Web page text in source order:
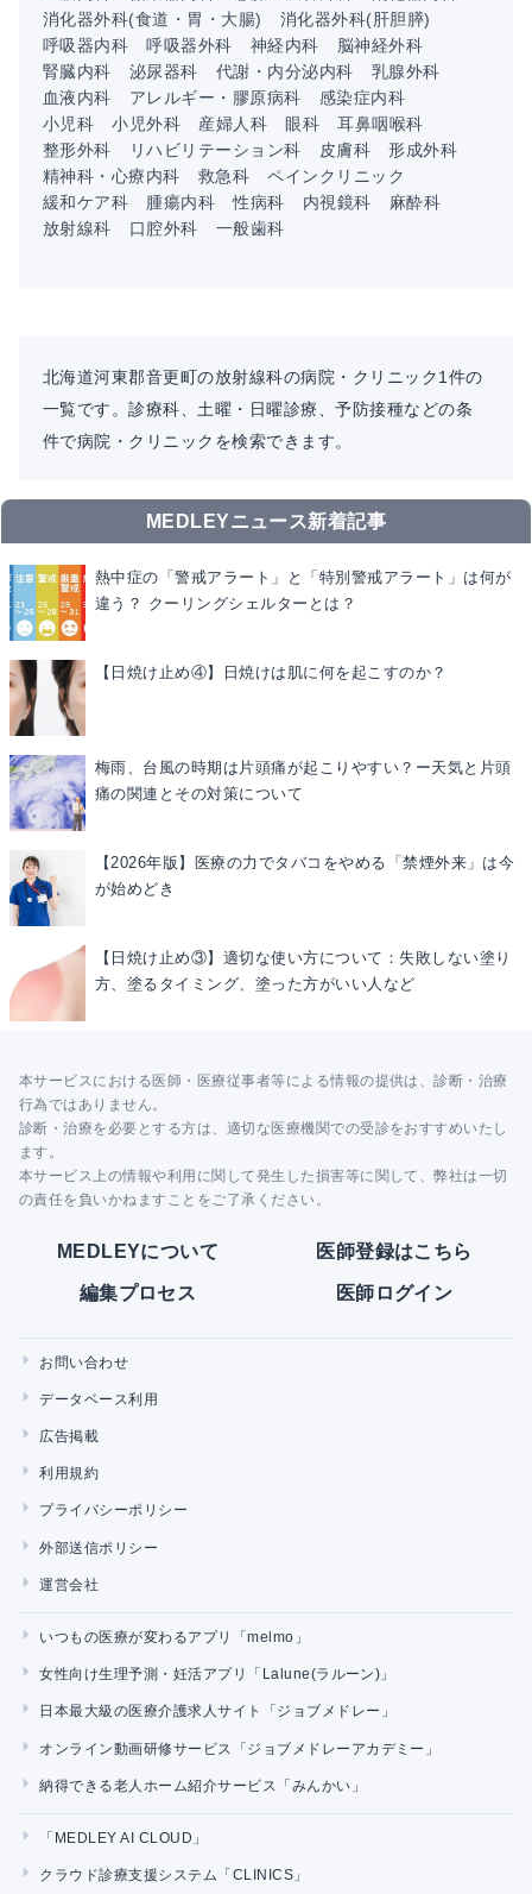
消化器外科(食道・胃・大腸)
消化器外科(肝胆膵)
呼吸器内科
呼吸器外科 神経内科
脳神経外科
腎臓内科
泌尿器科 代謝・内分泌内科
乳腺外科
血液内科
アレルギー・膠原病科
感染症内科
小児科
小児外科 産婦人科 眼科
耳鼻咽喉科
整形外科
リハビリテーション科 皮膚科
形成外科
精神科・心療内科
救急科
ペインクリニック
緩和ケア科
腫瘍内科 性病科 内視鏡科
麻酔科
放射線科
口腔外科 一般歯科
北海道河東郡音更町の放射線科の病院・クリニック1件の
一覧です。診療科、土曜・日曜診療、予防接種などの条
件で病院・クリニックを検索できます。
MEDLEYニュース新着記事
熱中症の「警戒アラート」と「特別警戒アラート」は何が
違う？ クーリングシェルターとは？
【日焼け止め④】日焼けは肌に何を起こすのか？
梅雨、台風の時期は片頭痛が起こりやすい？ー天気と片頭
痛の関連とその対策について
【2026年版】医療の力でタバコをやめる「禁煙外来」は今
が始めどき
【日焼け止め③】適切な使い方について：失敗しない塗り
方、塗るタイミング、塗った方がいい人など
本サービスにおける医師・医療従事者等による情報の提供は、診断・治療
行為ではありません。
診断・治療を必要とする方は、適切な医療機関での受診をおすすめいたし
ます。
本サービス上の情報や利用に関して発生した損害等に関して、弊社は一切
の責任を負いかねますことをご了承ください。
MEDLEYについて 医師登録はこちら
編集プロセス 医師ログイン
お問い合わせ
データベース利用
広告掲載
利用規約
プライバシーポリシー
外部送信ポリシー
運営会社
いつもの医療が変わるアプリ「melmo」
女性向け生理予測・妊活アプリ「Lalune(ラルーン)」
日本最大級の医療介護求人サイト「ジョブメドレー」
オンライン動画研修サービス「ジョブメドレーアカデミー」
納得できる老人ホーム紹介サービス「みんかい」
「MEDLEY AI CLOUD」
クラウド診療支援システム「CLINICS」